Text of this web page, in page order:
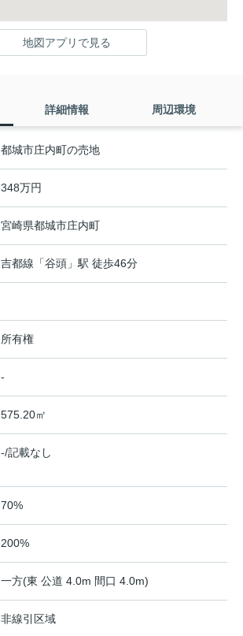
地図アプリで見る
詳細情報 周辺環境
都城市庄内町の売地
348万円
宮崎県都城市庄内町
吉都線 「谷頭 」駅 徒歩46分
所有権
-
575.20㎡
-/記載なし
70%
200%
一方(東 公道 4.0m 間口 4.0m)
非線引区域